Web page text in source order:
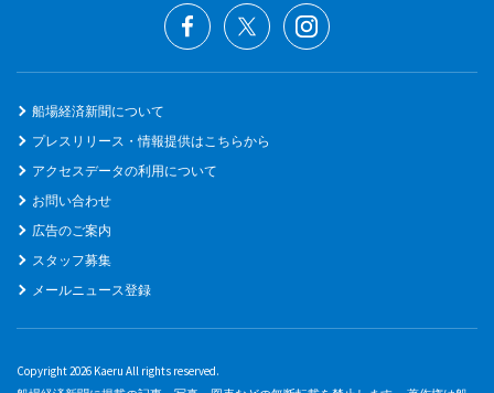
船場経済新聞について
プレスリリース・情報提供はこちらから
アクセスデータの利用について
お問い合わせ
広告のご案内
スタッフ募集
メールニュース登録
Copyright 2026 Kaeru All rights reserved.